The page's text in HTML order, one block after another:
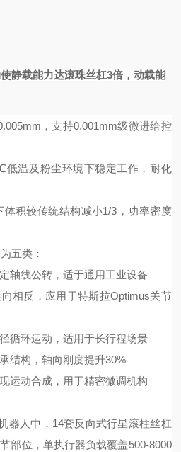
静载能力达滚珠丝杠3倍，动载能
，支持0.001mm级微进给控
低温及粉尘环境下稳定工作，耐化
体积较传统结构减小1/3，功率密度
五类：
轴线公转，适于通用工业设备
向相反，应用于特斯拉Optimus关节
循环运动，适用于长行程场景
结构，轴向刚度提升30%
运动合成，用于精密微调机构
器人中，14套反向式行星滚柱丝杠
部位，单执行器负载覆盖500-8000